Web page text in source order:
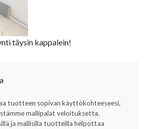
täysin kappalein!
tuotteen sopivan käyttökohteeseesi,
mallipalat veloituksetta.
ja mallisilla tuotteilla helpottaa